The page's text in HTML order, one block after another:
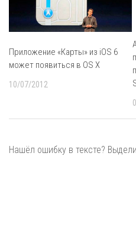
Приложение «Карты» из iOS 6
может появиться в OS X
10/07/2012
Нашёл ошибку в тексте?